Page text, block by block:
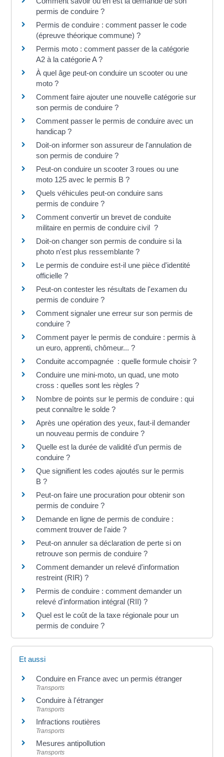
permis de conduire ?
Permis de conduire : comment passer le code
(épreuve théorique commune) ?
Permis moto : comment passer de la catégorie
A2 à la catégorie A ?
À quel âge peut-on conduire un scooter ou une
moto ?
Comment faire ajouter une nouvelle catégorie sur
son permis de conduire ?
Comment passer le permis de conduire avec un
handicap ?
Doit-on informer son assureur de l'annulation de
son permis de conduire ?
Peut-on conduire un scooter 3 roues ou une
moto 125 avec le permis B ?
Quels véhicules peut-on conduire sans
permis de conduire ?
Comment convertir un brevet de conduite
militaire en permis de conduire civil ?
Doit-on changer son permis de conduire si la
photo n'est plus ressemblante ?
Le permis de conduire est-il une pièce d'identité
officielle ?
Peut-on contester les résultats de l'examen du
permis de conduire ?
Comment signaler une erreur sur son permis de
conduire ?
Comment payer le permis de conduire : permis à
un euro, apprenti, chômeur... ?
Conduite accompagnée : quelle formule choisir ?
Conduire une mini-moto, un quad, une moto
cross : quelles sont les règles ?
Nombre de points sur le permis de conduire : qui
peut connaître le solde ?
Après une opération des yeux, faut-il demander
un nouveau permis de conduire ?
Quelle est la durée de validité d'un permis de
conduire ?
Que signifient les codes ajoutés sur le permis
B ?
Peut-on faire une procuration pour obtenir son
permis de conduire ?
Demande en ligne de permis de conduire :
comment trouver de l'aide ?
Peut-on annuler sa déclaration de perte si on
retrouve son permis de conduire ?
Comment demander un relevé d'information
restreint (RIR) ?
Permis de conduire : comment demander un
relevé d'information intégral (RII) ?
Quel est le coût de la taxe régionale pour un
permis de conduire ?
Et aussi
Conduire en France avec un permis étranger
Transports
Conduire à l'étranger
Transports
Infractions routières
Transports
Mesures antipollution
Transports